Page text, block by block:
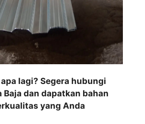
lagi? Segera hubungi
Baja dan dapatkan bahan
yang Anda